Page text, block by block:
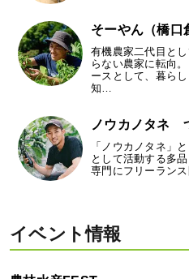
そーやん（橋口
有機農家二代目と
らない農家に転向
ースとして、暮ら
知…
ノウカノタネ
「ノウカノタネ」
として活動する多
専門にフリーラン
イベント情報